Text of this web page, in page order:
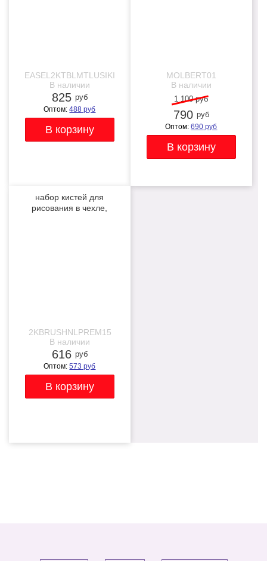
EASEL2KTBLMTLUSIKI
В наличии
825 руб
Оптом:488 руб
MOLBERT01
В наличии
1 100 руб
790 руб
Оптом:690 руб
набор кистей для
рисования в чехле,
2KBRUSHNLPREM15
В наличии
616 руб
Оптом:573 руб